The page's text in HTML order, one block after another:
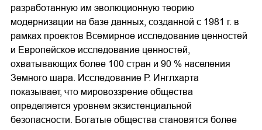
разработанную им эволюционную теорию
модернизации на базе данных, созданной с 1981 г. в
рамках проектов Всемирное исследование ценностей
и Европейское исследование ценностей,
охватывающих более 100 стран и 90 % населения
Земного шара. Исследование Р. Инглхарта
показывает, что мировоззрение общества
определяется уровнем экзистенциальной
безопасности. Богатые общества становятся более